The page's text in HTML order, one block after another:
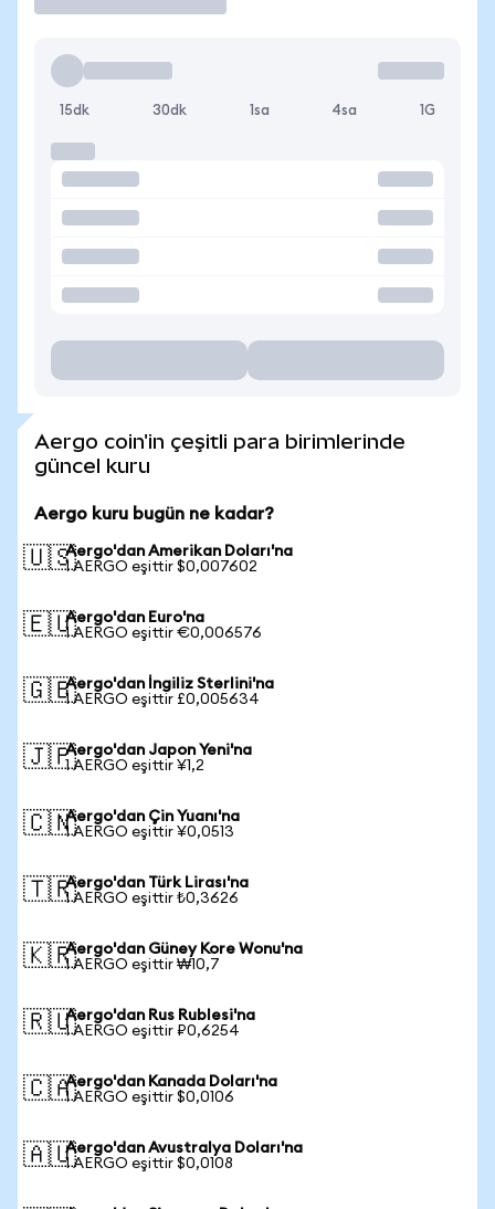
15dk 30dk 1sa 4sa 1G
Aergo coin'in çeşitli para birimlerinde
güncel kuru
Aergo kuru bugün ne kadar?
🇺🇸Aergo'dan Amerikan Doları'na
1 AERGO eşittir $0,007602
🇪🇺Aergo'dan Euro'na
1 AERGO eşittir €0,006576
🇬🇧Aergo'dan İngiliz Sterlini'na
1 AERGO eşittir £0,005634
🇯🇵Aergo'dan Japon Yeni'na
1 AERGO eşittir ¥1,2
🇨🇳Aergo'dan Çin Yuanı'na
1 AERGO eşittir ¥0,0513
🇹🇷Aergo'dan Türk Lirası'na
1 AERGO eşittir ₺0,3626
🇰🇷Aergo'dan Güney Kore Wonu'na
1 AERGO eşittir ₩10,7
🇷🇺Aergo'dan Rus Rublesi'na
1 AERGO eşittir ₽0,6254
🇨🇦Aergo'dan Kanada Doları'na
1 AERGO eşittir $0,0106
🇦🇺Aergo'dan Avustralya Doları'na
1 AERGO eşittir $0,0108